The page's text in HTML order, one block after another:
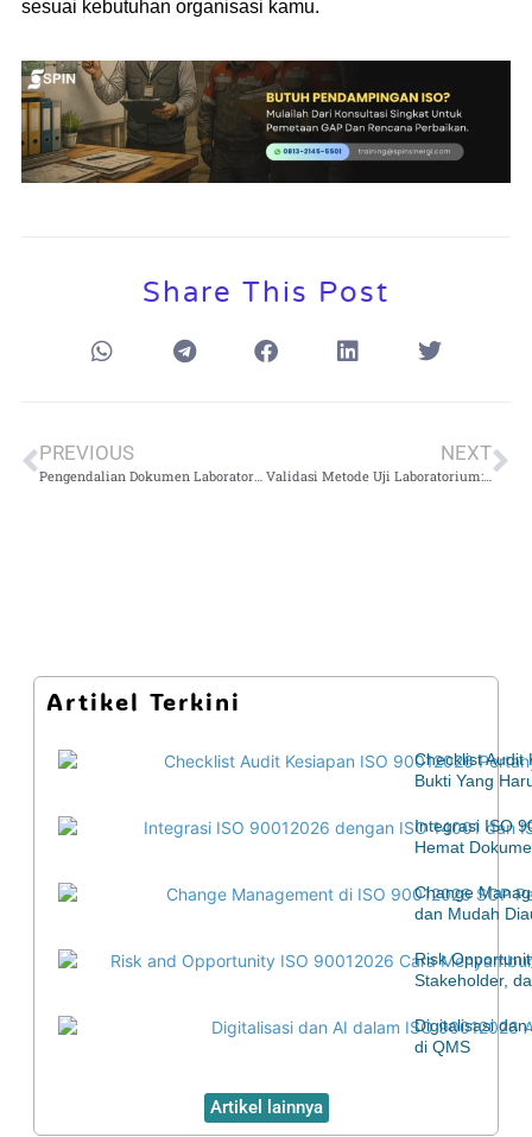
sesuai kebutuhan organisasi kamu.
Share This Post
PREVIOUS
Pengendalian Dokumen Laboratorium: Cara Mengendalikan Revisi SOP agar Tidak Beredar Ganda
NEXT
Validasi Metode Uji Laboratorium: Parameter, Kriteria, dan Bukti yang Konsisten
Artikel Terkini
Checklist Audit
Bukti Yang
Integrasi ISO
Hemat
Change
dan Mudah
Risk
Stakeholder,
Digitalisasi
di QMS
Artikel lainnya